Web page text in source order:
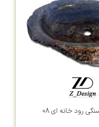
رود خانه ای 08